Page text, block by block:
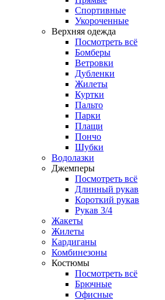
Спортивные
Укороченные
Верхняя одежда
Посмотреть всё
Бомберы
Ветровки
Дубленки
Жилеты
Куртки
Пальто
Парки
Плащи
Пончо
Шубки
Водолазки
Джемперы
Посмотреть всё
Длинный рукав
Короткий рукав
Рукав 3/4
Жакеты
Жилеты
Кардиганы
Комбинезоны
Костюмы
Посмотреть всё
Брючные
Офисные